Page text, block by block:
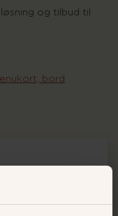
og tilbud til
bord